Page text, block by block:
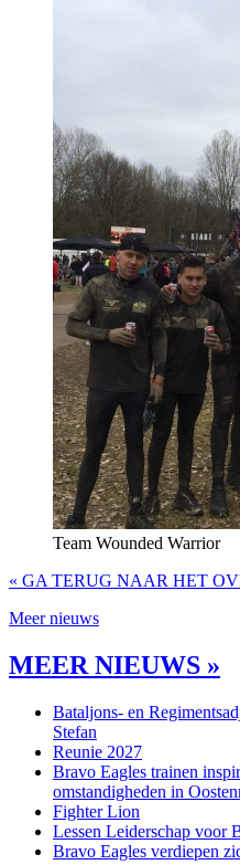
Team Wounded Warrior
« GA TERUG NAAR HET
Meer nieuws
MEER NIEUWS »
Bataljons- en
Stefan
Reunie 2027
Bravo Eagles trainen
omstandigheden in
Fighter Lion
Lessen Leiderschap voor
Bravo Eagles verdiepen